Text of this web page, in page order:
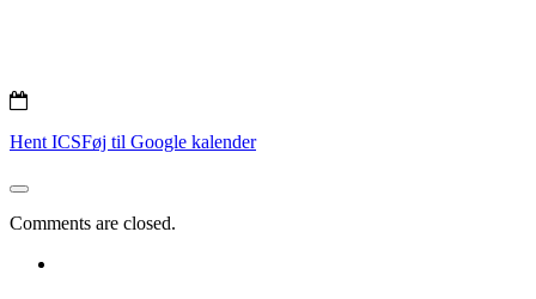
Hent ICSFøj til Google kalender
Comments are closed.